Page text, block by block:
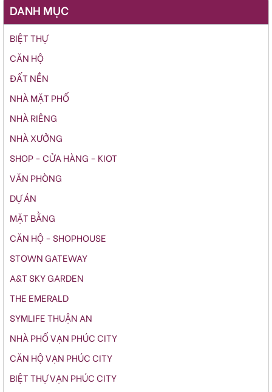
DANH MỤC
BIỆT THỰ
CĂN HỘ
ĐẤT NỀN
NHÀ MẶT PHỐ
NHÀ RIÊNG
NHÀ XƯỞNG
SHOP - CỬA HÀNG - KIOT
VĂN PHÒNG
DỰ ÁN
MẶT BẰNG
CĂN HỘ - SHOPHOUSE
STOWN GATEWAY
A&T SKY GARDEN
THE EMERALD
SYMLIFE THUẬN AN
NHÀ PHỐ VẠN PHÚC CITY
CĂN HỘ VẠN PHÚC CITY
BIỆT THỰ VẠN PHÚC CITY